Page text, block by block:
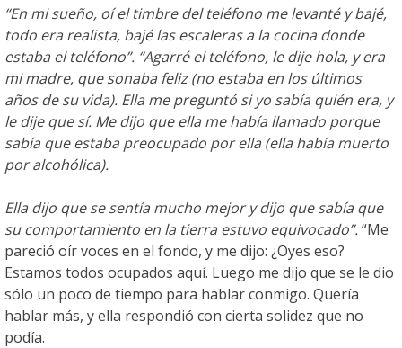
“En mi sueño, oí el timbre del teléfono me levanté y bajé,
todo era realista, bajé las escaleras a la cocina donde
estaba el teléfono”. “Agarré el teléfono, le dije hola, y era
mi madre, que sonaba feliz (no estaba en los últimos
años de su vida). Ella me preguntó si yo sabía quién era, y
le dije que sí. Me dijo que ella me había llamado porque
sabía que estaba preocupado por ella (ella había muerto
por alcohólica).
Ella dijo que se sentía mucho mejor y dijo que sabía que
su comportamiento en la tierra estuvo equivocado”.“Me
pareció oír voces en el fondo, y me dijo: ¿Oyes eso?
Estamos todos ocupados aquí. Luego me dijo que se le dio
sólo un poco de tiempo para hablar conmigo. Quería
hablar más, y ella respondió con cierta solidez que no
podía.